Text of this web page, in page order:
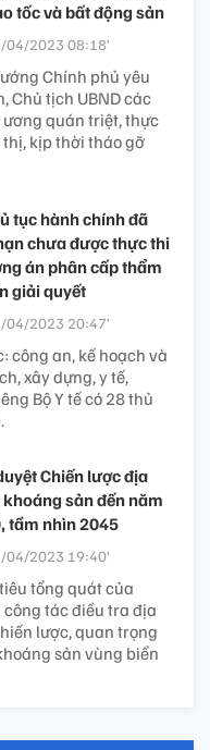
tốc và bất động sản
04/2023 08:18’
Chính phủ yêu
Chủ tịch UBND các
quán triệt, thực
kịp thời tháo gỡ
tục hành chính đã
chưa được thực thi
án phân cấp thẩm
giải quyết
04/2023 20:47’
công an, kế hoạch và
xây dựng, y tế,
Bộ Y tế có 28 thủ
Chiến lược địa
sản đến năm
tầm nhìn 2045
04/2023 19:40’
tổng quát của
tác điều tra địa
lược, quan trọng
sản vùng biển